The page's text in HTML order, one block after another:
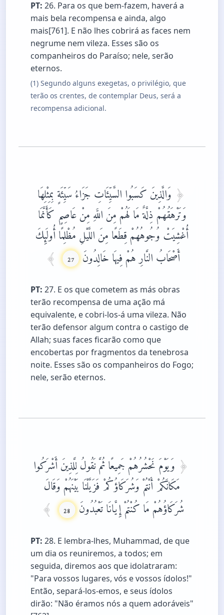
PT: 26. Para os que bem-fazem, haverá a
mais bela recompensa e ainda, algo
mais[761]. E não lhes cobrirá as faces nem
negrume nem vileza. Esses são os
companheiros do Paraíso; nele, serão
eternos.
(1) Segundo alguns exegetas, o privilégio, que
terão os crentes, de contemplar Deus, será a
recompensa adicional.
وَالَّذِينَ كَسَبُوا السَّيِّئَاتِ جَزَاءُ سَيِّئَةٍ بِمِثْلِهَا
وَتَرْهَقُهُمْ ذِلَّةٌ مَا لَهُمْ مِنَ اللَّهِ مِنْ عَاصِمٍ كَأَنَّمَا
أُغْشِيَتْ وُجُوهُهُمْ قِطَعًا مِنَ اللَّيْلِ مُظْلِمًا أُولَئِكَ
أَصْحَابُ النَّارِ هُمْ فِيهَا خَالِدُونَ 27
PT: 27. E os que cometem as más obras
terão recompensa de uma ação má
equivalente, e cobri-los-á uma vileza. Não
terão defensor algum contra o castigo de
Allah; suas faces ficarão como que
encobertas por fragmentos da tenebrosa
noite. Esses são os companheiros do Fogo;
nele, serão eternos.
وَيَوْمَ نَحْشُرُهُمْ جَمِيعًا ثُمَّ نَقُولُ لِلَّذِينَ أَشْرَكُوا
مَكَانَكُمْ أَنْتُمْ وَشُرَكَاؤُكُمْ فَزَيَّلْنَا بَيْنَهُمْ وَقَالَ
شُرَكَاؤُهُمْ مَا كُنْتُمْ إِيَّانَا تَعْبُدُونَ 28
PT: 28. E lembra-lhes, Muhammad, de que
um dia os reuniremos, a todos; em
seguida, diremos aos que idolatraram:
"Para vossos lugares, vós e vossos ídolos!"
Então, separá-los-emos, e seus ídolos
dirão: "Não éramos nós a quem adoráveis"